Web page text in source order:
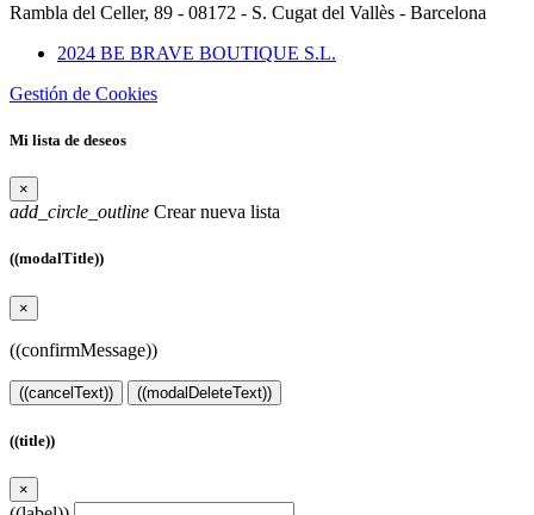
Rambla del Celler, 89 - 08172 - S. Cugat del Vallès - Barcelona
2024 BE BRAVE BOUTIQUE S.L.
Gestión de Cookies
Mi lista de deseos
×
add_circle_outline Crear nueva lista
((modalTitle))
×
((confirmMessage))
((cancelText)) ((modalDeleteText))
((title))
×